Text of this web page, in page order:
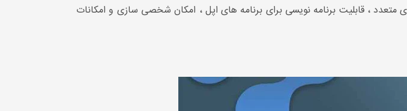
متعدد ، قابلیت برنامه نویسی برای برنامه های اپل ، امکان شخصی سازی و امکانات